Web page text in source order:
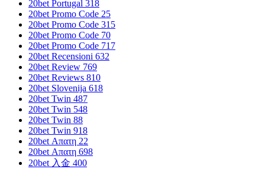
20bet Portugal 318
20bet Promo Code 25
20bet Promo Code 315
20bet Promo Code 70
20bet Promo Code 717
20bet Recensioni 632
20bet Review 769
20bet Reviews 810
20bet Slovenija 618
20bet Twin 487
20bet Twin 548
20bet Twin 88
20bet Twin 918
20bet Απατη 22
20bet Απατη 698
20bet 入金 400